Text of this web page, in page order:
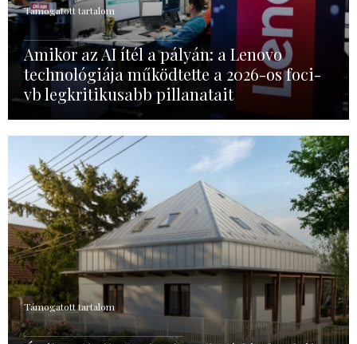
Támogatott tartalom
Amikor az AI ítél a pályán: a Lenovo
technológiája működtette a 2026-os foci-
vb legkritikusabb pillanatait
Támogatott tartalom